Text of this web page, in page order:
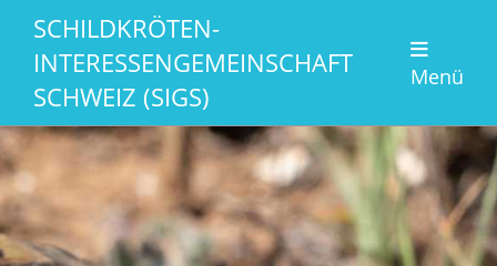
SCHILDKRÖTEN-
INTERESSENGEMEINSCHAFT
SCHWEIZ (SIGS)
Menü